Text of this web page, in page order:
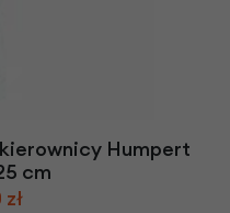
Humpert
cm